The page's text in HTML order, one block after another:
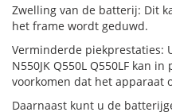
Zwelling van de batterij: Dit
het frame wordt geduwd.
Verminderde piekprestaties:
N550JK Q550L Q550LF kan
voorkomen dat het apparaat
Daarnaast kunt u de